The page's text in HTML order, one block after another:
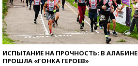
ИСПЫТАНИЕ НА ПРОЧНОСТЬ: В АЛАБИНЕ
ПРОШЛА «ГОНКА ГЕРОЕВ»